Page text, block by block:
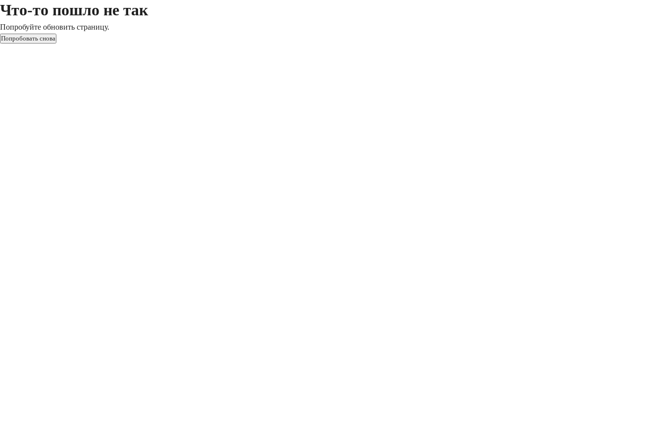
Что-то пошло не так
Попробуйте обновить страницу.
Попробовать снова